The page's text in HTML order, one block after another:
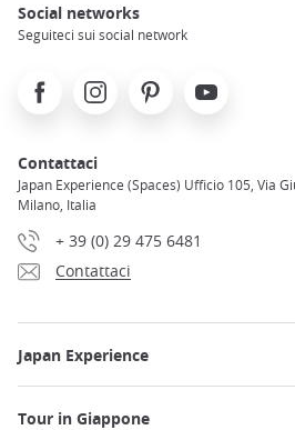
Social networks
Seguiteci sui social network
FacebookInstagramPinterest Youtube
Contattaci
Japan Experience (Spaces) Ufficio 105, Via
Milano, Italia
+ 39 (0) 29 475 6481
Contattaci
Japan Experience
Tour in Giappone